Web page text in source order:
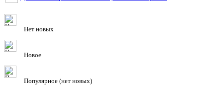
Нет новых
Новое
Популярное (нет новых)